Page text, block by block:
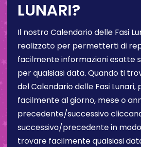
LUNARI?
Il nostro Calendario delle Fasi
realizzato per permetterti di
facilmente informazioni esatte
per qualsiasi data. Quando ti
del Calendario delle Fasi
facilmente al giorno, mese o
precedente/successivo
successivo/precedente in
trovare facilmente qualsiasi